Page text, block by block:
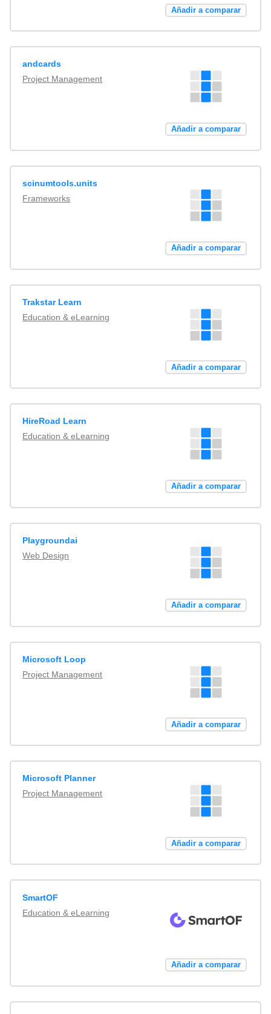
Añadir a comparar
andcards
Project Management
Añadir a comparar
scinumtools.units
Frameworks
Añadir a comparar
Trakstar Learn
Education & eLearning
Añadir a comparar
HireRoad Learn
Education & eLearning
Añadir a comparar
Playgroundai
Web Design
Añadir a comparar
Microsoft Loop
Project Management
Añadir a comparar
Microsoft Planner
Project Management
Añadir a comparar
SmartOF
Education & eLearning
Añadir a comparar